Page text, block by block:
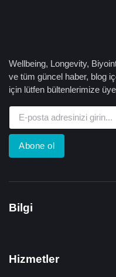
Wellbeing, Longevity,
ve tüm güncel haber, blog
için lütfen bültenlerimize
Abone ol
Bilgi
Hizmetler